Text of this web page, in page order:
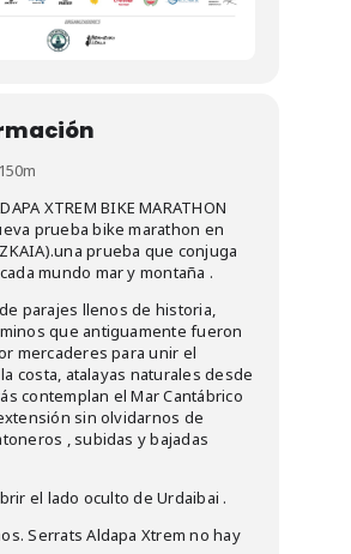
XTREM BIKE MARATHON
prueba bike marathon en
prueba que conjuga
mundo mar y montaña .
parajes llenos de historia,
que antiguamente fueron
mercaderes para unir el
costa, atalayas naturales desde
contemplan el Mar Cantábrico
sin olvidarnos de
, subidas y bajadas
el lado oculto de Urdaibai .
Serrats Aldapa Xtrem no hay